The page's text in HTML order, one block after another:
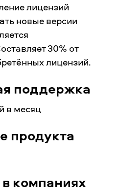
лицензий
новые версии
30% от
лицензий.
поддержка
в месяц
продукта
компаниях